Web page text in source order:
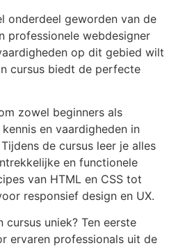
onderdeel geworden van de
professionele webdesigner
op dit gebied wilt
cursus biedt de perfecte
zowel beginners als
en vaardigheden in
de cursus leer je alles
en functionele
van HTML en CSS tot
responsief design en UX.
uniek? Ten eerste
ervaren professionals uit de